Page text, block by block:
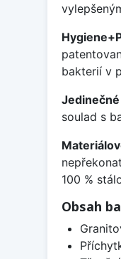
bakterií v
soulad s
100 %
Obsah